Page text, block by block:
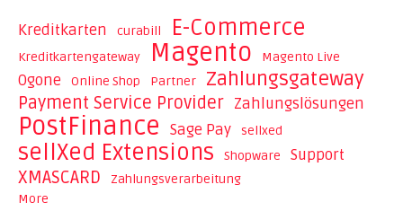
Kreditkarten curabill E-Commerce
Kreditkartengateway Magento Magento Live
Ogone Online Shop Partner Zahlungsgateway
Payment Service Provider Zahlungslösungen
PostFinance Sage Pay sellxed
sellXed Extensions Shopware Support
XMASCARD
Zahlungsverarbeitung
More